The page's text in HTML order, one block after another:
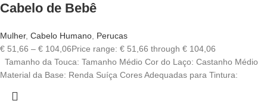
Cabelo de Bebê
Mulher, Cabelo Humano, Perucas
€ 51,66 – € 104,06Price range: € 51,66 through € 104,06
Tamanho da Touca: Tamanho Médio Cor do Laço: Castanho Médio
Material da Base: Renda Suíça Cores Adequadas para Tintura: